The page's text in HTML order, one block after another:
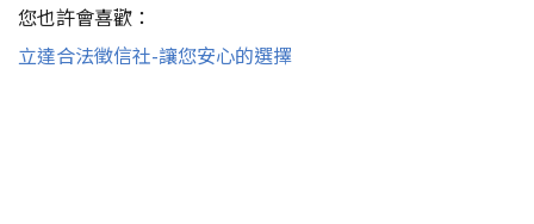
您也許會喜歡：
立達合法徵信社-讓您安心的選擇